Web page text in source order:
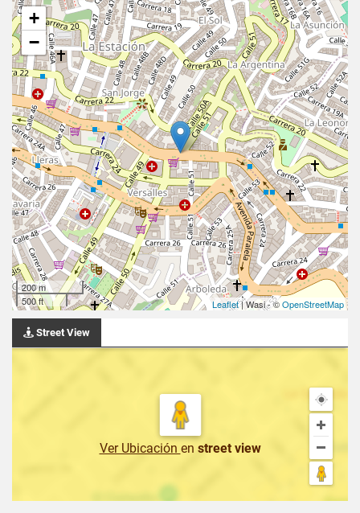
+
−
200 m
500 ft
Leaflet| Wasi - ©OpenStreetMap
Street View
Ver Ubicación en street view